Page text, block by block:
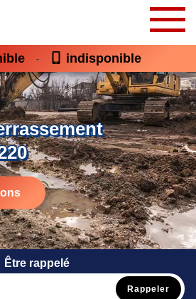
- indisponible
Être rappelé